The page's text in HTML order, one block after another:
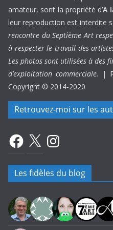
amateur, sont la propriété d’A
leur reproduction est interdite
rencontre du Septième Art
à respecter le travail des
Les photos sont utilisées à des
d’exploitation commerciale.
|
Copyright © 2014-2020
Retrouvez-moi sur les
Facebook
X Instagram
Les fidèles du blog